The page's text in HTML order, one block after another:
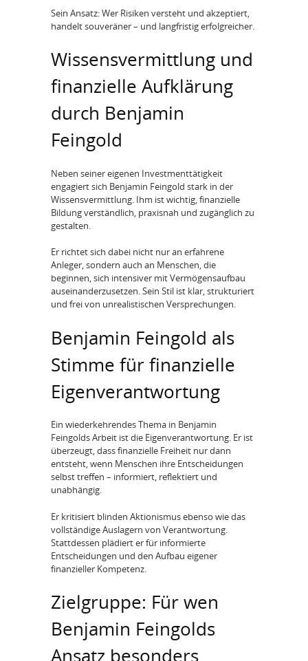
Sein Ansatz: Wer Risiken versteht und akzeptiert,
handelt souveräner – und langfristig erfolgreicher.
Wissensvermittlung und
finanzielle Aufklärung
durch Benjamin
Feingold
Neben seiner eigenen Investmenttätigkeit
engagiert sich Benjamin Feingold stark in der
Wissensvermittlung. Ihm ist wichtig, finanzielle
Bildung verständlich, praxisnah und zugänglich zu
gestalten.
Er richtet sich dabei nicht nur an erfahrene
Anleger, sondern auch an Menschen, die
beginnen, sich intensiver mit Vermögensaufbau
auseinanderzusetzen. Sein Stil ist klar, strukturiert
und frei von unrealistischen Versprechungen.
Benjamin Feingold als
Stimme für finanzielle
Eigenverantwortung
Ein wiederkehrendes Thema in Benjamin
Feingolds Arbeit ist die Eigenverantwortung. Er ist
überzeugt, dass finanzielle Freiheit nur dann
entsteht, wenn Menschen ihre Entscheidungen
selbst treffen – informiert, reflektiert und
unabhängig.
Er kritisiert blinden Aktionismus ebenso wie das
vollständige Auslagern von Verantwortung.
Stattdessen plädiert er für informierte
Entscheidungen und den Aufbau eigener
finanzieller Kompetenz.
Zielgruppe: Für wen
Benjamin Feingolds
Ansatz besonders